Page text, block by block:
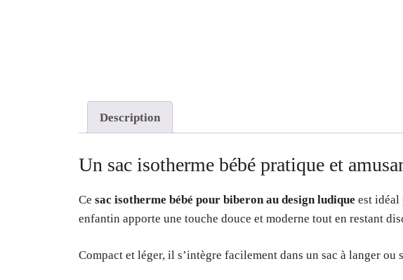
Description
Un sac isotherme bébé pratique et
Ce sac isotherme bébé pour biberon au design ludique est idéal
enfantin apporte une touche douce et moderne tout en restant
Compact et léger, il s’intègre facilement dans un sac à langer ou